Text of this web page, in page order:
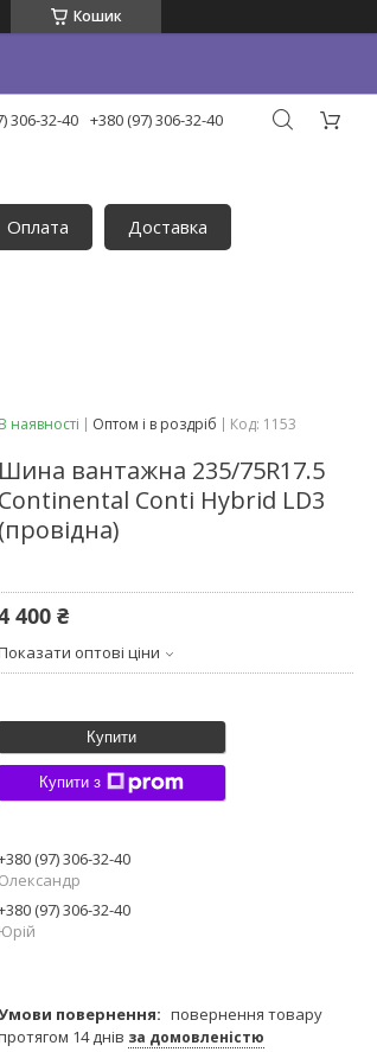
Кошик
306-32-40 +380 (97) 306-32-40
Оплата
Доставка
В наявності Оптом і в роздріб Код: 1153
Шина вантажна 235/75R17.5
Continental Conti Hybrid LD3
(провідна)
400 ₴
оптові ціни
Купити
Купити з
(97) 306-32-40
Олександр
(97) 306-32-40
Юрій
повернення товару
14 днів за домовленістю